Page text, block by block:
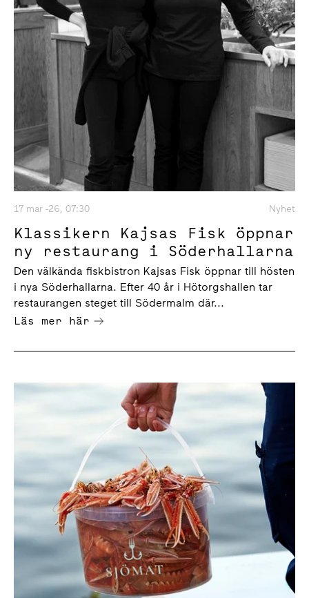
17 mar -26, 07:30 Nyhet
Klassikern Kajsas Fisk öppnar
ny restaurang i Söderhallarna
Den välkända fiskbistron Kajsas Fisk öppnar till hösten
i nya Söderhallarna. Efter 40 år i Hötorgshallen tar
restaurangen steget till Södermalm där...
Läs mer här